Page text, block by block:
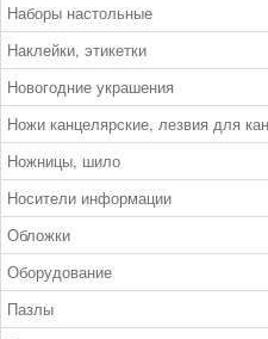
Наборы настольные
Наклейки, этикетки
Новогодние украшения
Ножи канцелярские, лезвия для
Ножницы, шило
Носители информации
Обложки
Оборудование
Пазлы